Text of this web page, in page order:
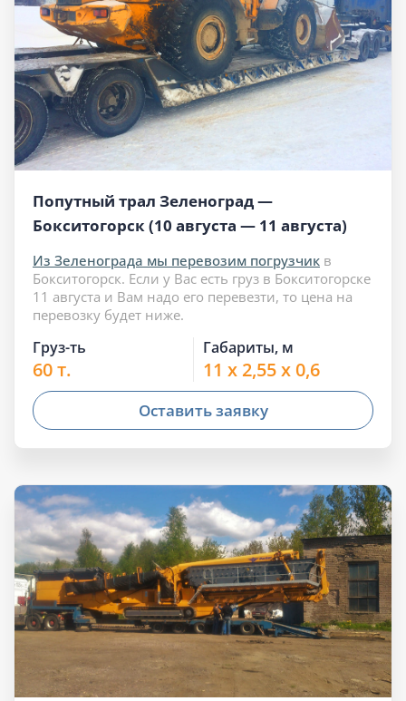
Попутный трал Зеленоград —
Бокситогорск (10 августа — 11 августа)
Из Зеленограда мы перевозим погрузчик в
Бокситогорск. Если у Вас есть груз в Бокситогорске
11 августа и Вам надо его перевезти, то цена на
перевозку будет ниже.
Груз-ть
60 т.
Габариты, м
11 x 2,55 x 0,6
Оставить заявку